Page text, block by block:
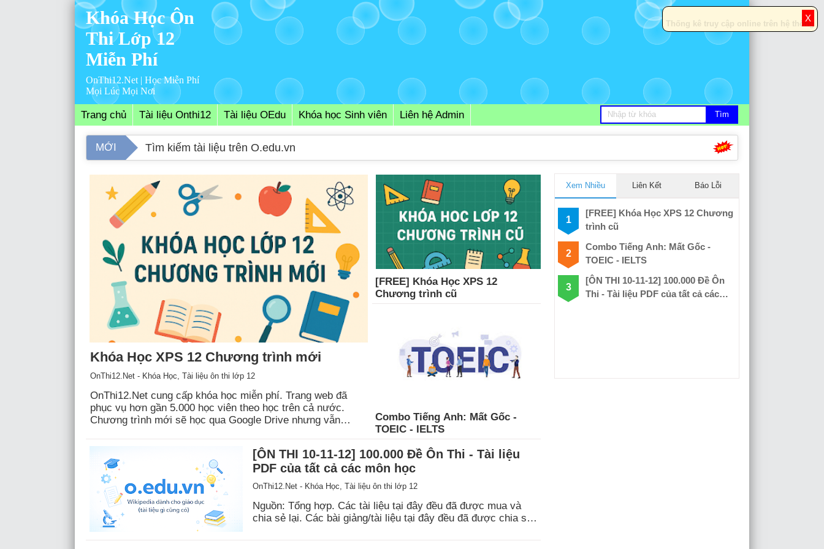
Khóa Học Ôn
Thi Lớp 12
Miễn Phí
OnThi12.Net | Học Miễn Phí
Mọi Lúc Mọi Nơi
Trang chủ Tài liệu Onthi12 Tài liệu OEdu Khóa học Sinh viên Liên hệ Admin
MỚI
Tìm kiếm tài liệu Ôn Thi tại OnThi12.net
Tìm kiếm tài liệu trên O.edu.vn
Khóa học mới nhất trên iduedu.com
X
Thống kê truy cập online trên hệ thống
Khóa Học XPS 12 Chương trình mới
OnThi12.Net - Khóa Học, Tài liệu ôn thi lớp 12
OnThi12.Net cung cấp khóa học miễn phí. Trang web đã
phục vụ hơn gần 5.000 học viên theo học trên cả nước.
Chương trình mới sẽ học qua Google Drive nhưng vẫn
[FREE] Khóa Học XPS 12
Chương trình cũ
Combo Tiếng Anh: Mất Gốc -
TOEIC - IELTS
[ÔN THI 10-11-12] 100.000 Đề Ôn Thi - Tài liệu
PDF của tất cả các môn học
OnThi12.Net - Khóa Học, Tài liệu ôn thi lớp 12
Nguồn: Tổng hợp. Các tài liệu tại đây đều đã được mua và
chia sẻ lại. Các bài giảng/tài liệu tại đây đều đã được chia sẻ
Xem Nhiều Liên Kết Báo Lỗi
[FREE] Khóa Học XPS 12 Chương
trình cũ
Combo Tiếng Anh: Mất Gốc -
TOEIC - IELTS
[ÔN THI 10-11-12] 100.000 Đề Ôn
Thi - Tài liệu PDF của tất cả các